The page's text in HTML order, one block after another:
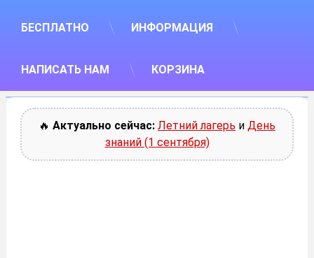
БЕСПЛАТНО ИНФОРМАЦИЯ
НАПИСАТЬ НАМ КОРЗИНА
🔥 Актуально сейчас: Летний лагерь и День
знаний (1 сентября)